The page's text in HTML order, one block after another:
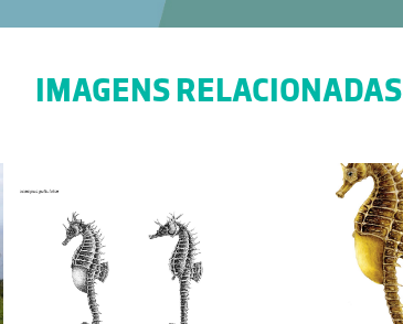
IMAGENS RELACIONADAS